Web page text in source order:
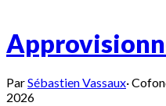
ParSébastien Vassaux·
2026